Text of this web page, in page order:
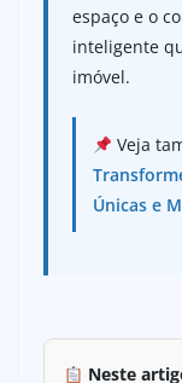
espaço e o
inteligente
imóvel.
Veja
Únicas e
Neste